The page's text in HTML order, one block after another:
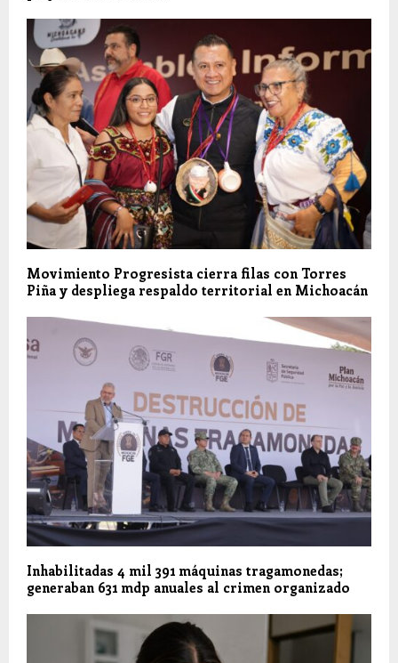
Movimiento Progresista cierra filas con Torres
Piña y despliega respaldo territorial en Michoacán
Inhabilitadas 4 mil 391 máquinas tragamonedas;
generaban 631 mdp anuales al crimen organizado